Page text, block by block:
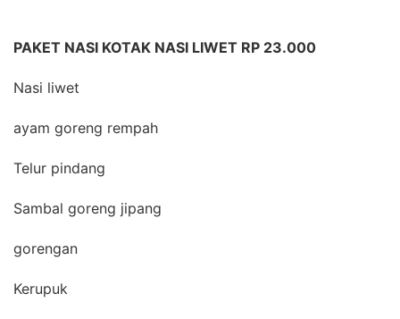
PAKET NASI KOTAK NASI LIWET RP 23.000
Nasi liwet
ayam goreng rempah
Telur pindang
Sambal goreng jipang
gorengan
Kerupuk